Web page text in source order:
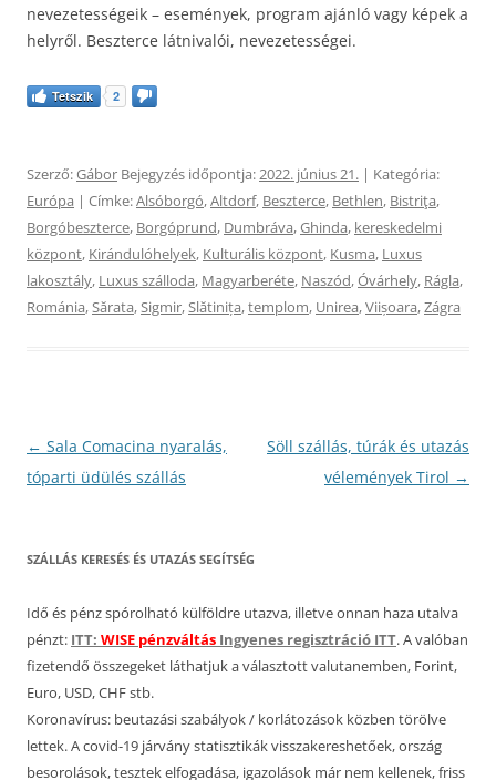
nevezetességeik – események, program ajánló vagy képek a
helyről. Beszterce látnivalói, nevezetességei.
Tetszik 2
Szerző:Gábor Bejegyzés időpontja:2022. június 21. | Kategória:
Európa | Címke:Alsóborgó,Altdorf, Beszterce, Bethlen, Bistriţa,
Borgóbeszterce, Borgóprund, Dumbráva,Ghinda, kereskedelmi
központ, Kirándulóhelyek, Kulturális központ, Kusma, Luxus
lakosztály, Luxus szálloda, Magyarberéte, Naszód,Óvárhely, Rágla,
Románia,Sărata,Sigmir,Slătinița,templom, Unirea,Viișoara,Zágra
Bejegyzés
navigáció
← Sala Comacina nyaralás,
tóparti üdülés szállás
Söll szállás, túrák és utazás
vélemények Tirol →
SZÁLLÁS KERESÉS ÉS UTAZÁS SEGÍTSÉG
Idő és pénz spórolható külföldre utazva, illetve onnan haza utalva
pénzt: ITT: WISE pénzváltás Ingyenes regisztráció ITT. A valóban
fizetendő összegeket láthatjuk a választott valutanemben, Forint,
Euro, USD, CHF stb.
Koronavírus: beutazási szabályok / korlátozások közben törölve
lettek. A covid-19 járvány statisztikák visszakereshetőek, ország
besorolások, tesztek elfogadása, igazolások már nem kellenek, friss